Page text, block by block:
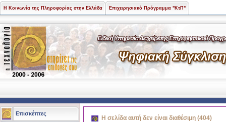
Η Κοινωνία της Πληροφορίας στην Ελλάδα Επιχειρησιακό Πρόγραμμα "ΚτΠ"
Επισκέπτες
Η σελίδα αυτή δεν είναι διαθέσιμη (404)